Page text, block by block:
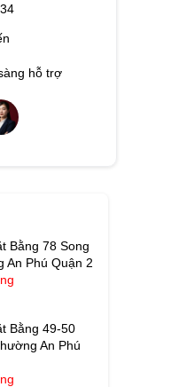
hỗ trợ
Bằng 78 Song
An Phú Quận 2
Bằng 49-50
An Phú